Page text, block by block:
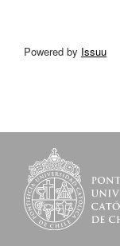
Powered by Issuu